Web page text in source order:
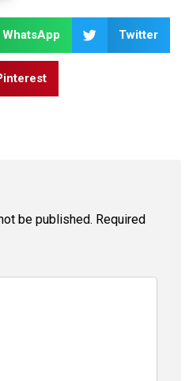
WhatsApp Twitter
be published. Required